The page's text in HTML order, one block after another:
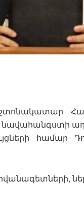
նավահանգստի
համար